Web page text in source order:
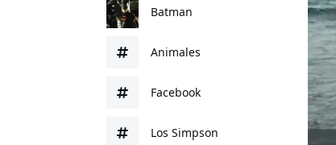
Batman
Animales
Facebook
Los Simpson